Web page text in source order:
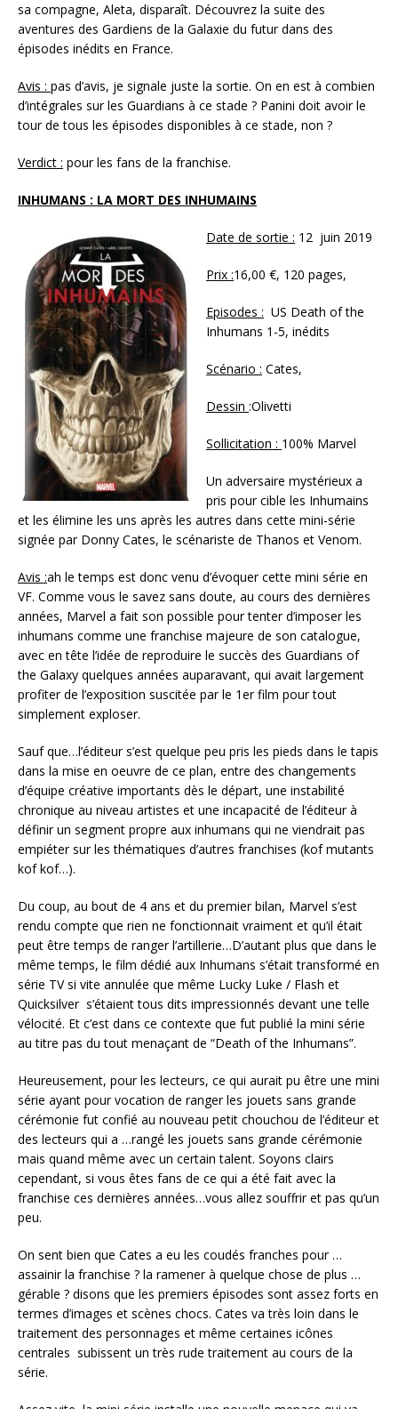
sa compagne, Aleta, disparaît. Découvrez la suite des
aventures des Gardiens de la Galaxie du futur dans des
épisodes inédits en France.
Avis : pas d’avis, je signale juste la sortie. On en est à combien
d’intégrales sur les Guardians à ce stade ? Panini doit avoir le
tour de tous les épisodes disponibles à ce stade, non ?
Verdict : pour les fans de la franchise.
INHUMANS : LA MORT DES INHUMAINS
Date de sortie : 12 juin 2019
Prix :16,00 €, 120 pages,
Episodes : US Death of the
Inhumans 1-5, inédits
Scénario : Cates,
Dessin :Olivetti
Sollicitation : 100% Marvel
Un adversaire mystérieux a
pris pour cible les Inhumains
et les élimine les uns après les autres dans cette mini-série
signée par Donny Cates, le scénariste de Thanos et Venom.
Avis :ah le temps est donc venu d’évoquer cette mini série en
VF. Comme vous le savez sans doute, au cours des dernières
années, Marvel a fait son possible pour tenter d’imposer les
inhumans comme une franchise majeure de son catalogue,
avec en tête l’idée de reproduire le succès des Guardians of
the Galaxy quelques années auparavant, qui avait largement
profiter de l’exposition suscitée par le 1er film pour tout
simplement exploser.
Sauf que…l’éditeur s’est quelque peu pris les pieds dans le tapis
dans la mise en oeuvre de ce plan, entre des changements
d’équipe créative importants dès le départ, une instabilité
chronique au niveau artistes et une incapacité de l’éditeur à
définir un segment propre aux inhumans qui ne viendrait pas
empiéter sur les thématiques d’autres franchises (kof mutants
kof kof…).
Du coup, au bout de 4 ans et du premier bilan, Marvel s’est
rendu compte que rien ne fonctionnait vraiment et qu’il était
peut être temps de ranger l’artillerie…D’autant plus que dans le
même temps, le film dédié aux Inhumans s’était transformé en
série TV si vite annulée que même Lucky Luke / Flash et
Quicksilver s’étaient tous dits impressionnés devant une telle
vélocité. Et c’est dans ce contexte que fut publié la mini série
au titre pas du tout menaçant de “Death of the Inhumans”.
Heureusement, pour les lecteurs, ce qui aurait pu être une mini
série ayant pour vocation de ranger les jouets sans grande
cérémonie fut confié au nouveau petit chouchou de l’éditeur et
des lecteurs qui a …rangé les jouets sans grande cérémonie
mais quand même avec un certain talent. Soyons clairs
cependant, si vous êtes fans de ce qui a été fait avec la
franchise ces dernières années…vous allez souffrir et pas qu’un
peu.
On sent bien que Cates a eu les coudés franches pour …
assainir la franchise ? la ramener à quelque chose de plus …
gérable ? disons que les premiers épisodes sont assez forts en
termes d’images et scènes chocs. Cates va très loin dans le
traitement des personnages et même certaines icônes
centrales subissent un très rude traitement au cours de la
série.